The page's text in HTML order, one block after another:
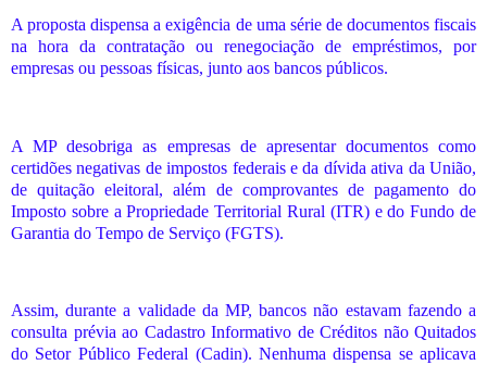
A proposta dispensa a exigência de uma série de documentos fiscais
na hora da contratação ou renegociação de empréstimos, por
empresas ou pessoas físicas, junto aos bancos públicos.
A MP desobriga as empresas de apresentar documentos como
certidões negativas de impostos federais e da dívida ativa da União,
de quitação eleitoral, além de comprovantes de pagamento do
Imposto sobre a Propriedade Territorial Rural (ITR) e do Fundo de
Garantia do Tempo de Serviço (FGTS).
Assim, durante a validade da MP, bancos não estavam fazendo a
consulta prévia ao Cadastro Informativo de Créditos não Quitados
do Setor Público Federal (Cadin). Nenhuma dispensa se aplicava